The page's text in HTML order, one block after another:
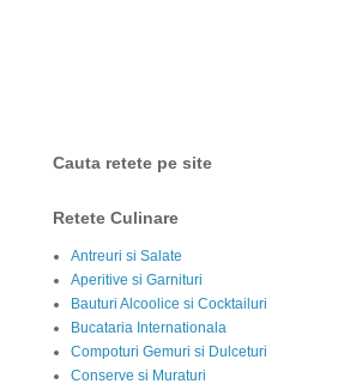
Cauta retete pe site
Retete Culinare
Antreuri si Salate
Aperitive si Garnituri
Bauturi Alcoolice si Cocktailuri
Bucataria Internationala
Compoturi Gemuri si Dulceturi
Conserve si Muraturi